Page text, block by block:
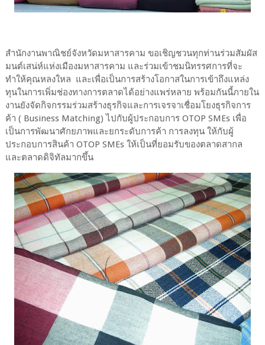
สำนักงานพาณิชย์จังหวัดมหาสารคาม ขอเชิญชวนทุกท่านร่วมสัมผัส
มนต์เสน่ห์แห่งเมืองมหาสารคาม และร่วมเข้าชมนิทรรศการที่จะ
ทำให้คุณหลงใหล และเพื่อเป็นการสร้างโอกาสในการเข้าถึงแหล่ง
ทุนในการเพิ่มช่องทางการตลาดได้อย่างแพร่หลาย พร้อมกันนี้ภายใน
งานยังจัดกิจกรรมร่วมสร้างธุรกิจและการเจรจาเชื่อมโยงธุรกิจการ
ค้า ( Business Matching) ไปกับผู้ประกอบการ OTOP SMEs เพื่อ
เป็นการพัฒนาศักยภาพและยกระดับการค้า การลงทุน ให้กับผู้
ประกอบการสินค้า OTOP SMEs ให้เป็นที่ยอมรับของตลาดสากล
และตลาดดิจิทัลมากขึ้น